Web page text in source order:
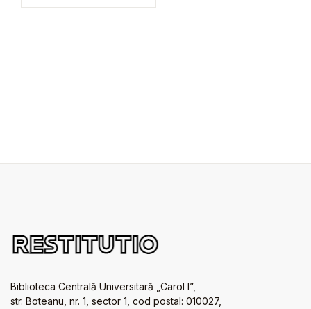
Biblioteca Centrală Universitară „Carol I”,
str. Boteanu, nr. 1, sector 1, cod postal: 010027,